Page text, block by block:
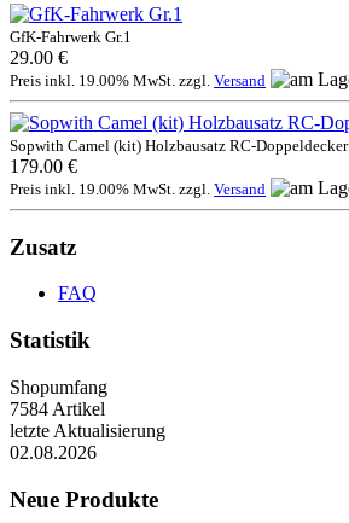
GfK-Fahrwerk Gr.1
29.00 €
Preis inkl. 19.00% MwSt. zzgl. Versand
Sopwith Camel (kit) Holzbausatz RC-Doppeldecker
179.00 €
Preis inkl. 19.00% MwSt. zzgl. Versand
Zusatz
FAQ
Statistik
Shopumfang
7584 Artikel
letzte Aktualisierung
02.08.2026
Neue Produkte